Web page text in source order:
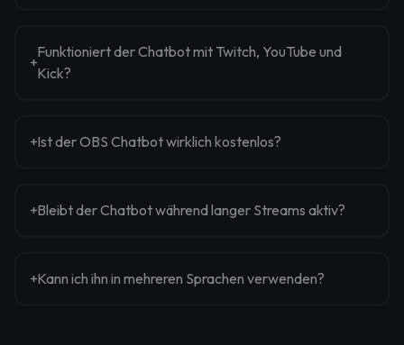
Funktioniert der Chatbot mit Twitch, YouTube und
Kick?
Ist der OBS Chatbot wirklich kostenlos?
Bleibt der Chatbot während langer Streams aktiv?
Kann ich ihn in mehreren Sprachen verwenden?